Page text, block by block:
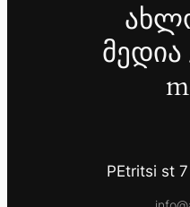
მედია
PEtritsi st